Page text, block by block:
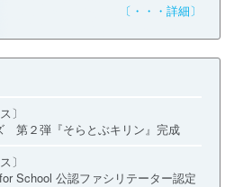
〔・・・詳細〕
〕
第２弾『そらとぶキリン』完成
〕
School 公認ファシリテーター認定